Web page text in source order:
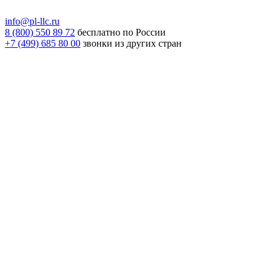
info@pl-llc.ru
8 (800) 550 89 72 бесплатно по России
+7 (499) 685 80 00 звонки из других стран